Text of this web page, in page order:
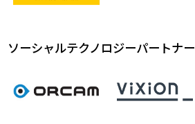
ソーシャルテクノロジーパートナー